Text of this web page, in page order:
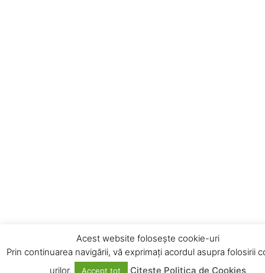
Acest website folosește cookie-uri
Prin continuarea navigării, vă exprimați acordul asupra folosirii
urilor.
Accept tot Citește Politica de Cookies